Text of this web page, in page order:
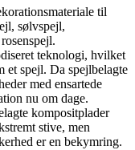
til
sølvspejl,
teknologi, hvilket
et spejl. Da spejlbelagte
med ensartede
nu om dage.
kompositplader
stive, men
er en bekymring.